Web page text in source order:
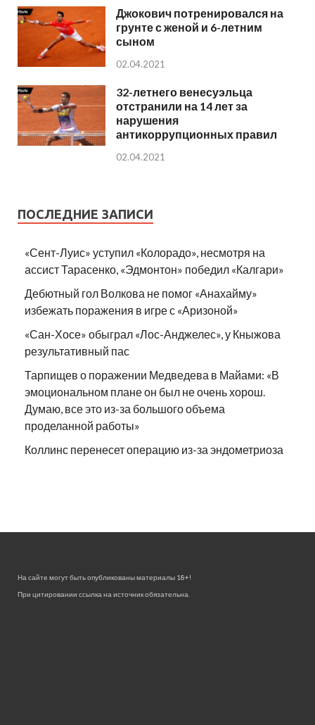
Джокович потренировался на
грунте с женой и 6-летним
сыном
02.04.2021
32-летнего венесуэльца
отстранили на 14 лет за
нарушения
антикоррупционных правил
02.04.2021
ПОСЛЕДНИЕ ЗАПИСИ
«Сент-Луис» уступил «Колорадо», несмотря на
ассист Тарасенко, «Эдмонтон» победил «Калгари»
Дебютный гол Волкова не помог «Анахайму»
избежать поражения в игре с «Аризоной»
«Сан-Хосе» обыграл «Лос-Анджелес», у Кныжова
результативный пас
Тарпищев о поражении Медведева в Майами: «В
эмоциональном плане он был не очень хорош.
Думаю, все это из-за большого объема
проделанной работы»
Коллинс перенесет операцию из-за эндометриоза
На сайте могут быть опубликованы материалы 18+!
При цитировании ссылка на источник обязательна.